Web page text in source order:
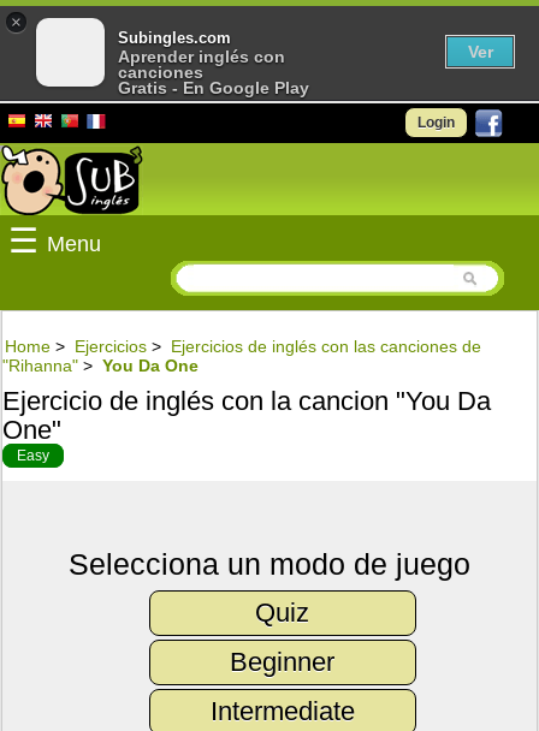
Login
☰ Menu
Home > Ejercicios > Ejercicios de inglés con las canciones de
"Rihanna" > You Da One
Ejercicio de inglés con la cancion "You Da
One"
Easy
Selecciona un modo de juego
Quiz
Beginner
Intermediate
×
Subingles.com
Aprender inglés con
canciones
Gratis - En Google Play
Ver